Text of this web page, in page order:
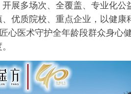
展多场次、全覆盖、专业化公
优质院校、重点企业，以健康
心医术守护全年龄段群众身心